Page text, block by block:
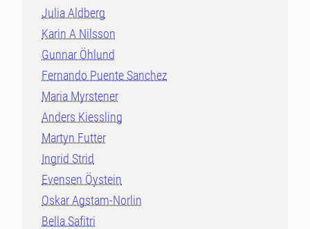
Julia Aldberg
Karin A Nilsson
Gunnar Öhlund
Fernando Puente Sanchez
Maria Myrstener
Anders Kiessling
Martyn Futter
Ingrid Strid
Evensen Öystein
Oskar Agstam-Norlin
Bella Safitri